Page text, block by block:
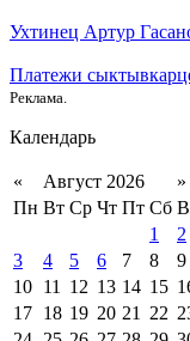
Ухтинец Артур
Платежи
Реклама.
Календарь
« Август 2026
»
Пн Вт Ср Чт Пт Сб
1
2
3
4 5 6 7 8
9
10 11 12 13 14 15
17 18 19 20 21 22